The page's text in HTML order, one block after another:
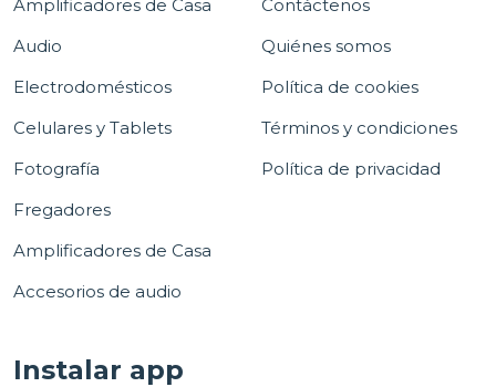
Amplificadores de Casa
Audio
Electrodomésticos
Celulares y Tablets
Fotografía
Fregadores
Amplificadores de Casa
Accesorios de audio
Contáctenos
Quiénes somos
Política de cookies
Términos y condiciones
Política de privacidad
Instalar app